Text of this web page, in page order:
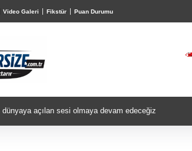
Video Galeri Fikstür Puan Durumu
%0,28
6.658,67
Terörsüz Türkiye ile barışın ve istikrarın güçlendiği